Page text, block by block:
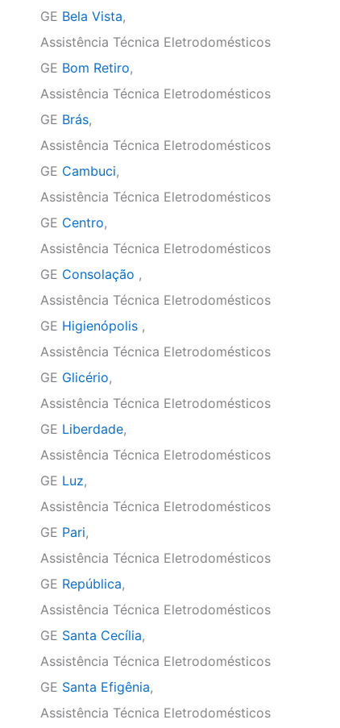
GE Bela Vista,
Assistência Técnica Eletrodomésticos
GE Bom Retiro,
Assistência Técnica Eletrodomésticos
GE Brás,
Assistência Técnica Eletrodomésticos
GE Cambuci,
Assistência Técnica Eletrodomésticos
GE Centro,
Assistência Técnica Eletrodomésticos
GE Consolação ,
Assistência Técnica Eletrodomésticos
GE Higienópolis ,
Assistência Técnica Eletrodomésticos
GE Glicério,
Assistência Técnica Eletrodomésticos
GE Liberdade,
Assistência Técnica Eletrodomésticos
GE Luz,
Assistência Técnica Eletrodomésticos
GE Pari,
Assistência Técnica Eletrodomésticos
GE República,
Assistência Técnica Eletrodomésticos
GE Santa Cecília,
Assistência Técnica Eletrodomésticos
GE Santa Efigênia,
Assistência Técnica Eletrodomésticos